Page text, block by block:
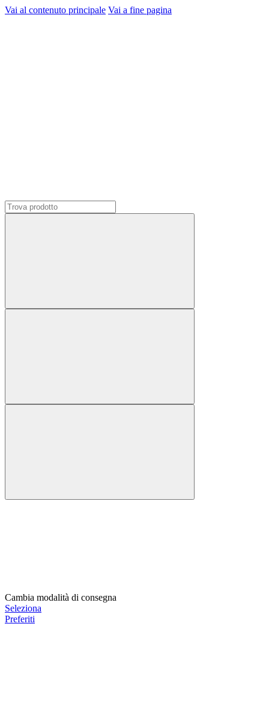
Vai al contenuto principale Vai a fine pagina
Cambia modalità di consegna
Seleziona
Preferiti